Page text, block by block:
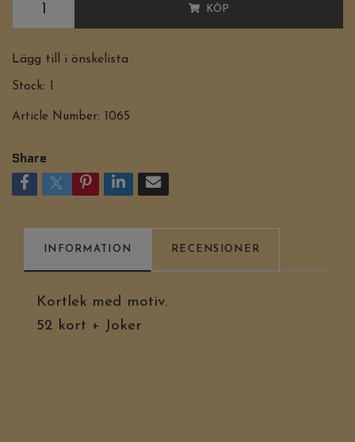
KÖP
Lägg till i önskelista
Stock:
Article Number: 1065
Share
INFORMATION RECENSIONER
Kortlek med motiv.
52 kort + Joker